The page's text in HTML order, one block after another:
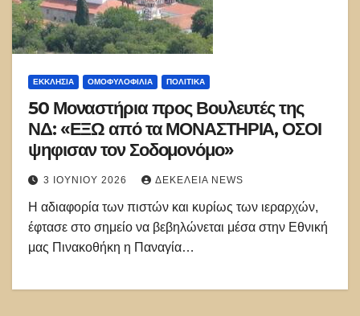
ΕΚΚΛΗΣΊΑ ΟΜΟΦΥΛΟΦΙΛΊΑ ΠΟΛΙΤΙΚΑ
50 Μοναστήρια προς Βουλευτές της
ΝΔ: «ΕΞΩ από τα ΜΟΝΑΣΤΗΡΙΑ, ΟΣΟΙ
ψηφισαν τον Σοδομονόμο»
3 ΙΟΥΝΊΟΥ 2026 ΔΕΚΈΛΕΙΑ NEWS
Η αδιαφορία των πιστών και κυρίως των ιεραρχών,
έφτασε στο σημείο να βεβηλώνεται μέσα στην Εθνική
μας Πινακοθήκη η Παναγία…